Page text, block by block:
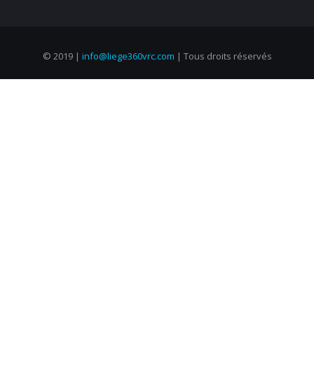
© 2019 | info@liege360vrc.com | Tous droits réservés